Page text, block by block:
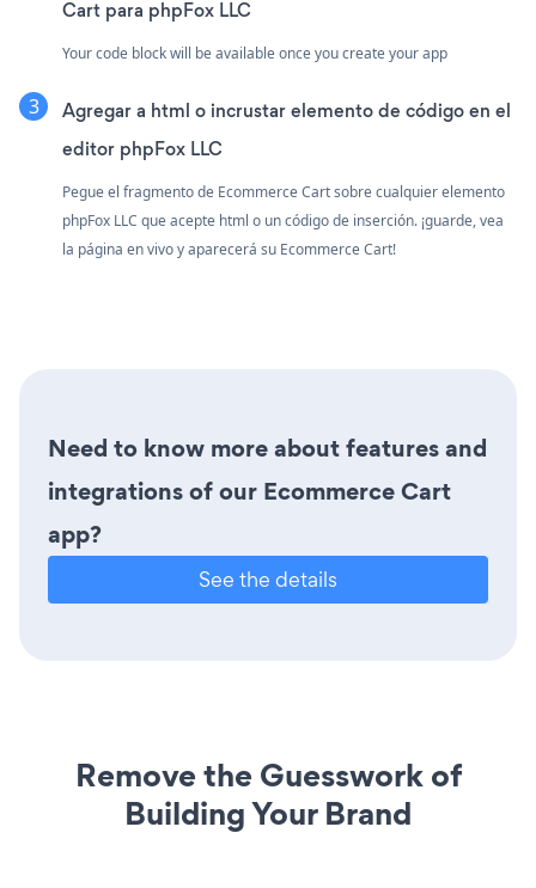
Cart para phpFox LLC
Your code block will be available once you create your app
Agregar a html o incrustar elemento de código en el
editor phpFox LLC
Pegue el fragmento de Ecommerce Cart sobre cualquier elemento
phpFox LLC que acepte html o un código de inserción. ¡guarde, vea
la página en vivo y aparecerá su Ecommerce Cart!
Need to know more about features and
integrations of our Ecommerce Cart
app?
See the details
Remove the Guesswork of
Building Your Brand